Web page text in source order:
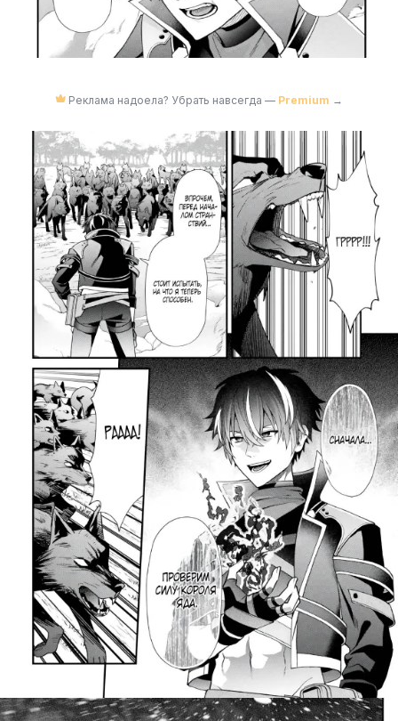
Реклама надоела? Убрать навсегда — Premium →